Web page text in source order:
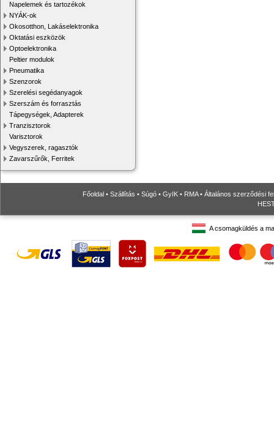
Napelemek és tartozékok
NYÁK-ok
Okosotthon, Lakáselektronika
Oktatási eszközök
Optoelektronika
Peltier modulok
Pneumatika
Szenzorok
Szerelési segédanyagok
Szerszám és forrasztás
Tápegységek, Adapterek
Tranzisztorok
Varisztorok
Vegyszerek, ragasztók
Zavarszűrők, Ferritek
Főoldal • Szállítás • Súgó • GyIK • RMA• Általános szerződési
A csomagküldés a